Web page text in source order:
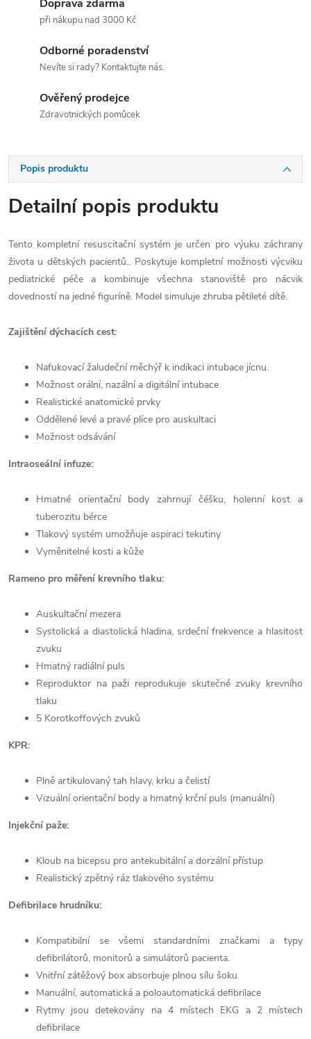
Doprava zdarma
při nákupu nad 3000 Kč
Odborné poradenství
Nevíte si rady? Kontaktujte nás.
Ověřený prodejce
Zdravotnických pomůcek
Popis produktu
Detailní popis produktu
Tento kompletní resuscitační systém je určen pro výuku záchrany
života u dětských pacientů.. Poskytuje kompletní možnosti výcviku
pediatrické péče a kombinuje všechna stanoviště pro nácvik
dovedností na jedné figuríně. Model simuluje zhruba pětileté dítě.
Zajištění dýchacích cest:
Nafukovací žaludeční měchýř k indikaci intubace jícnu.
Možnost orální, nazální a digitální intubace
Realistické anatomické prvky
Oddělené levé a pravé plíce pro auskultaci
Možnost odsávání
Intraoseální infuze:
Hmatné orientační body zahrnují čéšku, holenní kost a
tuberozitu bérce
Tlakový systém umožňuje aspiraci tekutiny
Vyměnitelné kosti a kůže
Rameno pro měření krevního tlaku:
Auskultační mezera
Systolická a diastolická hladina, srdeční frekvence a hlasitost
zvuku
Hmatný radiální puls
Reproduktor na paži reprodukuje skutečné zvuky krevního
tlaku
5 Korotkoffových zvuků
KPR:
Plně artikulovaný tah hlavy, krku a čelistí
Vizuální orientační body a hmatný krční puls (manuální)
Injekční paže:
Kloub na bicepsu pro antekubitální a dorzální přístup
Realistický zpětný ráz tlakového systému
Defibrilace hrudníku:
Kompatibilní se všemi standardními značkami a typy
defibrilátorů, monitorů a simulátorů pacienta.
Vnitřní zátěžový box absorbuje plnou sílu šoku
Manuální, automatická a poloautomatická defibrilace
Rytmy jsou detekovány na 4 místech EKG a 2 místech
defibrilace